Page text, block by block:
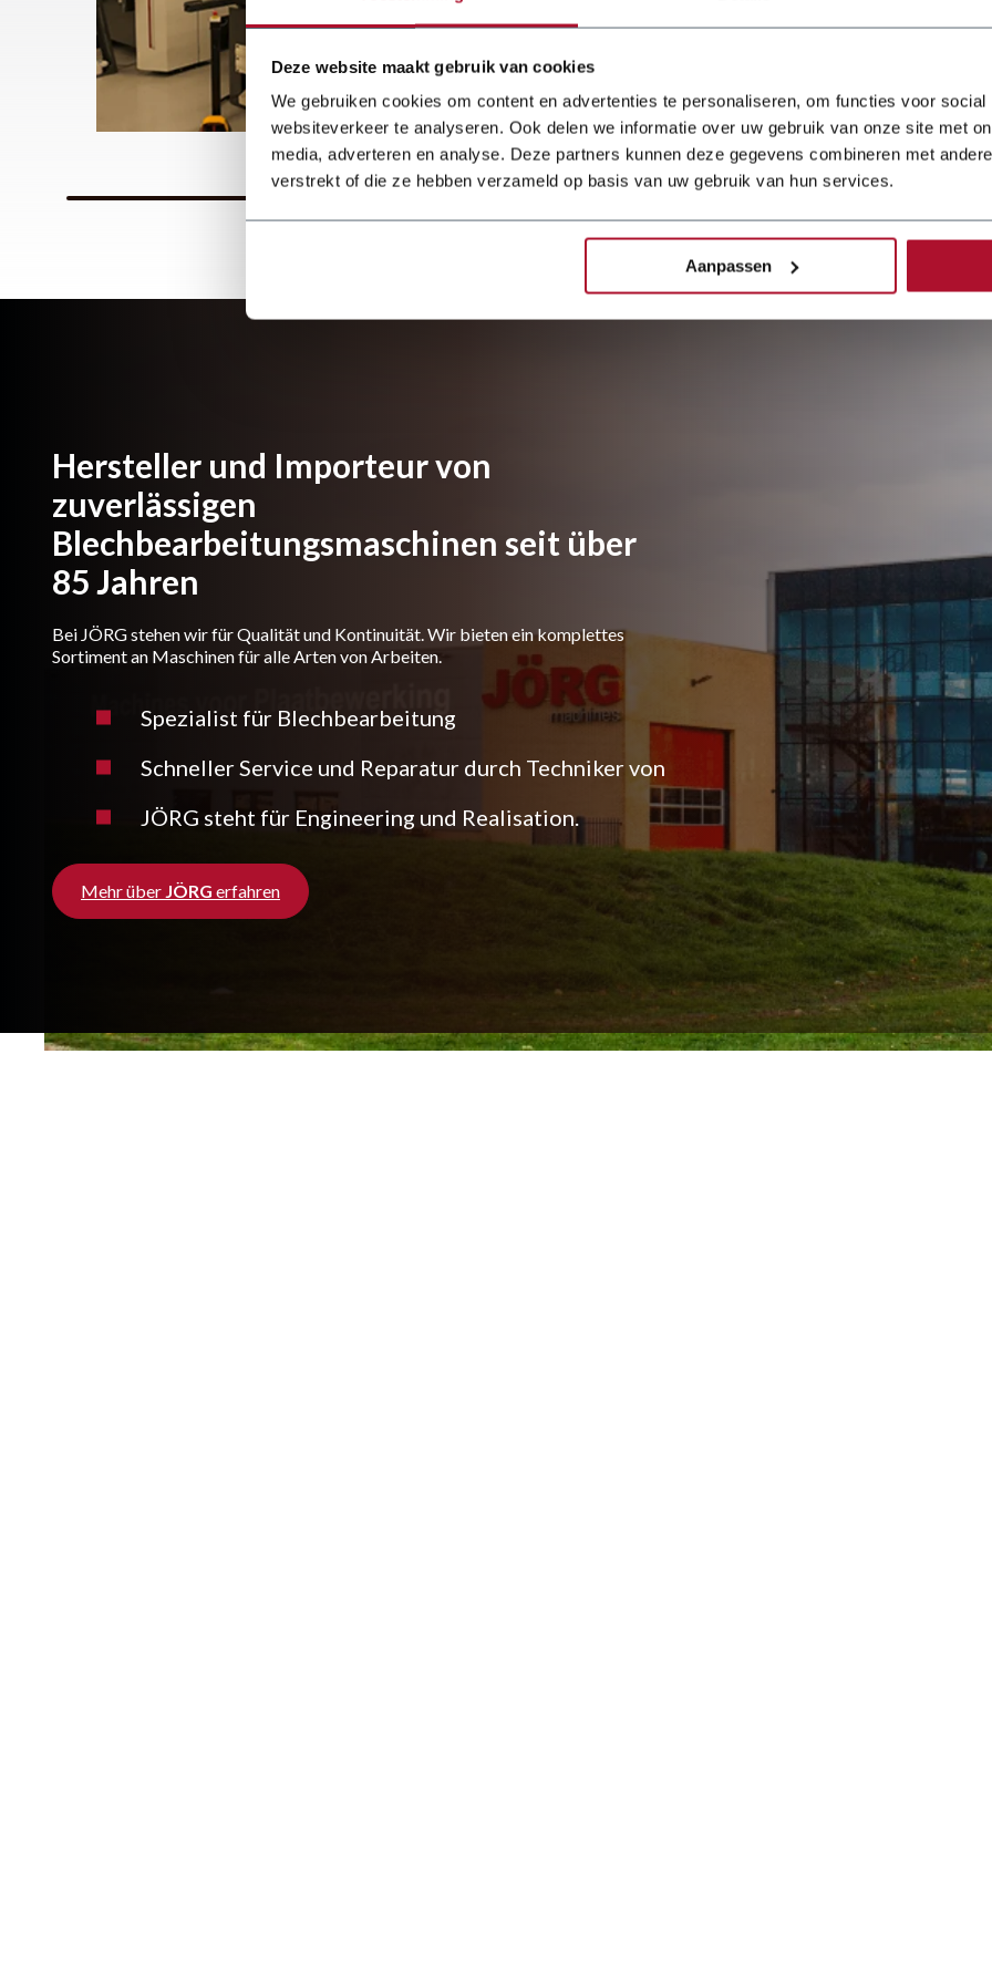
Deze website maakt gebruik van cookies
We gebruiken cookies om content en advertenties te personaliseren, om functies voor
websiteverkeer te analyseren. Ook delen we informatie over uw gebruik van onze site met
media, adverteren en analyse. Deze partners kunnen deze gegevens combineren met
verstrekt of die ze hebben verzameld op basis van uw gebruik van hun services.
Aanpassen
Praxis
vorzubereiten, hat
das MBO College
Hilversum die
Abteilung für
Blechbearbeitung
mit einer Dener-
Kugelgewindetrieb-
einer JÖRG-
Investition ist Teil
einer umfassenden
Hersteller und Importeur von
zuverlässigen
Blechbearbeitungsmaschinen seit über
85 Jahren
Bei JÖRG stehen wir für Qualität und Kontinuität. Wir bieten ein komplettes
Sortiment an Maschinen für alle Arten von Arbeiten.
Spezialist für Blechbearbeitung
Schneller Service und Reparatur durch Techniker von
JÖRG steht für Engineering und Realisation.
Mehr über JÖRG erfahren